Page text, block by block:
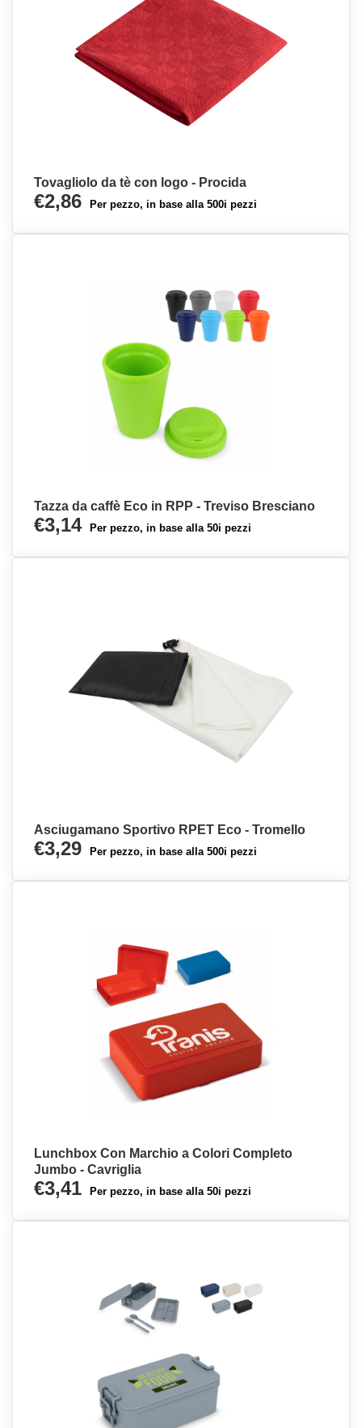
Tovagliolo da tè con logo - Procida
€2,86 Per pezzo, in base alla 500i pezzi
Tazza da caffè Eco in RPP - Treviso Bresciano
€3,14 Per pezzo, in base alla 50i pezzi
Asciugamano Sportivo RPET Eco - Tromello
€3,29 Per pezzo, in base alla 500i pezzi
Lunchbox Con Marchio a Colori Completo
Jumbo - Cavriglia
€3,41 Per pezzo, in base alla 50i pezzi